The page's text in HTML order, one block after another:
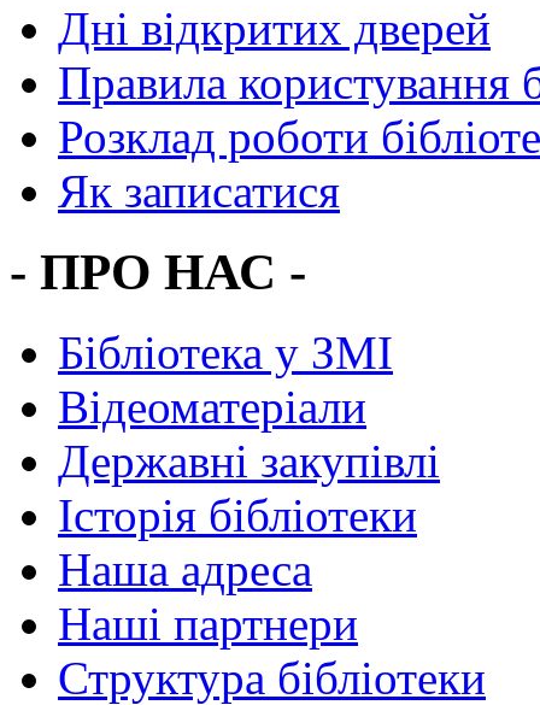
Дні відкритих дверей
Правила користування
Розклад роботи
Як записатися
- ПРО НАС -
Бібліотека у ЗМІ
Відеоматеріали
Державні закупівлі
Історія бібліотеки
Наша адреса
Наші партнери
Структура бібліотеки